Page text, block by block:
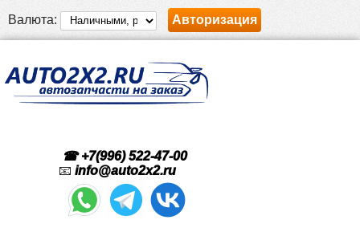
Валюта: Авторизация
☎ +7(996) 522-47-00
📧 info@auto2x2.ru